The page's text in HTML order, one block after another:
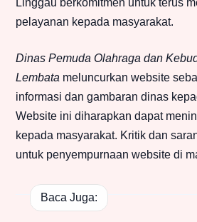
Linggau berkomitmen untuk terus
pelayanan kepada masyarakat.
Dinas Pemuda Olahraga dan
Lembata meluncurkan website
informasi dan gambaran dinas
Website ini diharapkan dapat
kepada masyarakat. Kritik dan
untuk penyempurnaan website di
Baca Juga: